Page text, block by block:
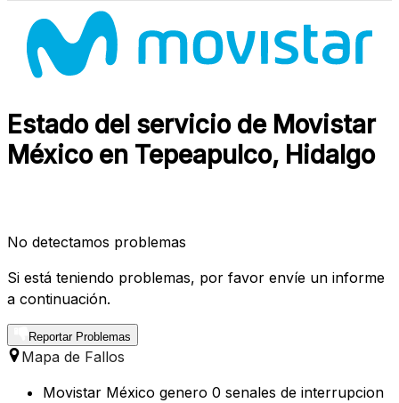
Estado del servicio de Movistar
México en Tepeapulco, Hidalgo
No detectamos problemas
Si está teniendo problemas, por favor envíe un informe
a continuación.
Reportar Problemas
Mapa de Fallos
Movistar México genero 0 senales de interrupcion